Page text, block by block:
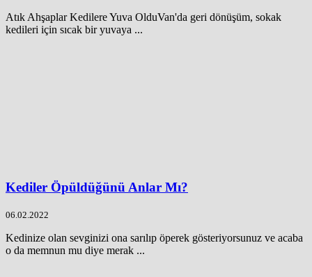
Atık Ahşaplar Kedilere Yuva OlduVan'da geri dönüşüm, sokak
kedileri için sıcak bir yuvaya ...
Kediler Öpüldüğünü Anlar Mı?
06.02.2022
Kedinize olan sevginizi ona sarılıp öperek gösteriyorsunuz ve acaba
o da memnun mu diye merak ...